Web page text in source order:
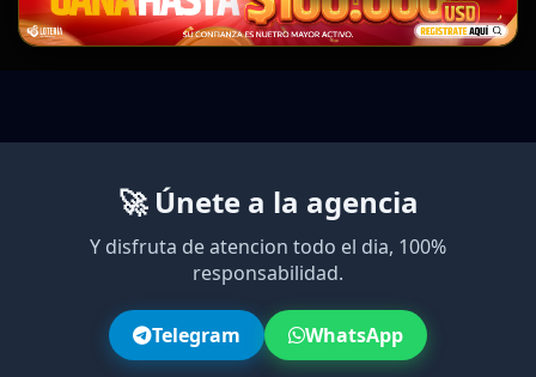
🚀 Únete a la agencia
Y disfruta de atencion todo el dia, 100%
responsabilidad.
Telegram WhatsApp